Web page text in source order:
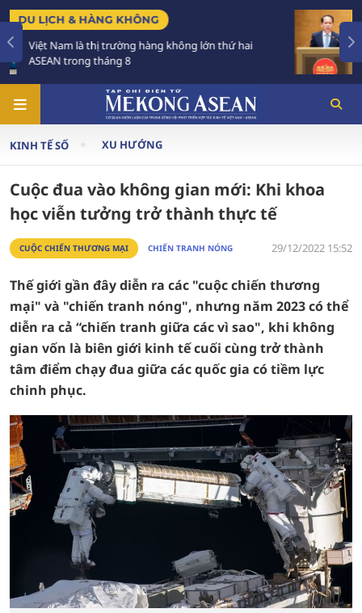
CHÍNH SÁCH
Tạo khuôn khổ pháp lý ổn định, đột phá để
KINH TẾ SỐ XU HƯỚNG
Cuộc đua vào không gian mới: Khi khoa
học viễn tưởng trở thành thực tế
CUỘC CHIẾN THƯƠNG MẠI CHIẾN TRANH NÓNG 29/12/2022 15:52
Thế giới gần đây diễn ra các "cuộc chiến thương
mại" và "chiến tranh nóng", nhưng năm 2023 có thể
diễn ra cả “chiến tranh giữa các vì sao", khi không
gian vốn là biên giới kinh tế cuối cùng trở thành
tâm điểm chạy đua giữa các quốc gia có tiềm lực
chinh phục.